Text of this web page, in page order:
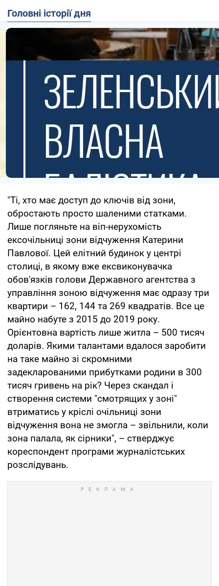
Головні історії дня
"Ті, хто має доступ до ключів від зони,
обростають просто шаленими статками.
Лише погляньте на віп-нерухомість
ексочільниці зони відчуження Катерини
Павлової. Цей елітний будинок у центрі
столиці, в якому вже ексвиконувачка
обов'язків голови Державного агентства з
управління зоною відчуження має одразу три
квартири – 162, 144 та 269 квадратів. Все це
майно набуте з 2015 до 2019 року.
Орієнтовна вартість лише житла – 500 тисяч
доларів. Якими талантами вдалося заробити
на таке майно зі скромними
задекларованими прибутками родини в 300
тисяч гривень на рік? Через скандал і
створення системи "смотрящих у зоні"
втриматись у кріслі очільниці зони
відчуження вона не змогла – звільнили, коли
зона палала, як сірники", – стверджує
кореспондент програми журналістських
розслідувань.